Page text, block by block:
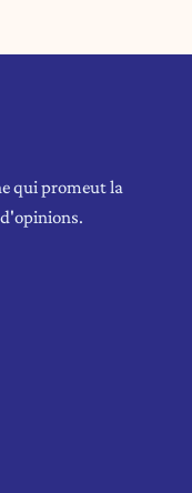
qui promeut la